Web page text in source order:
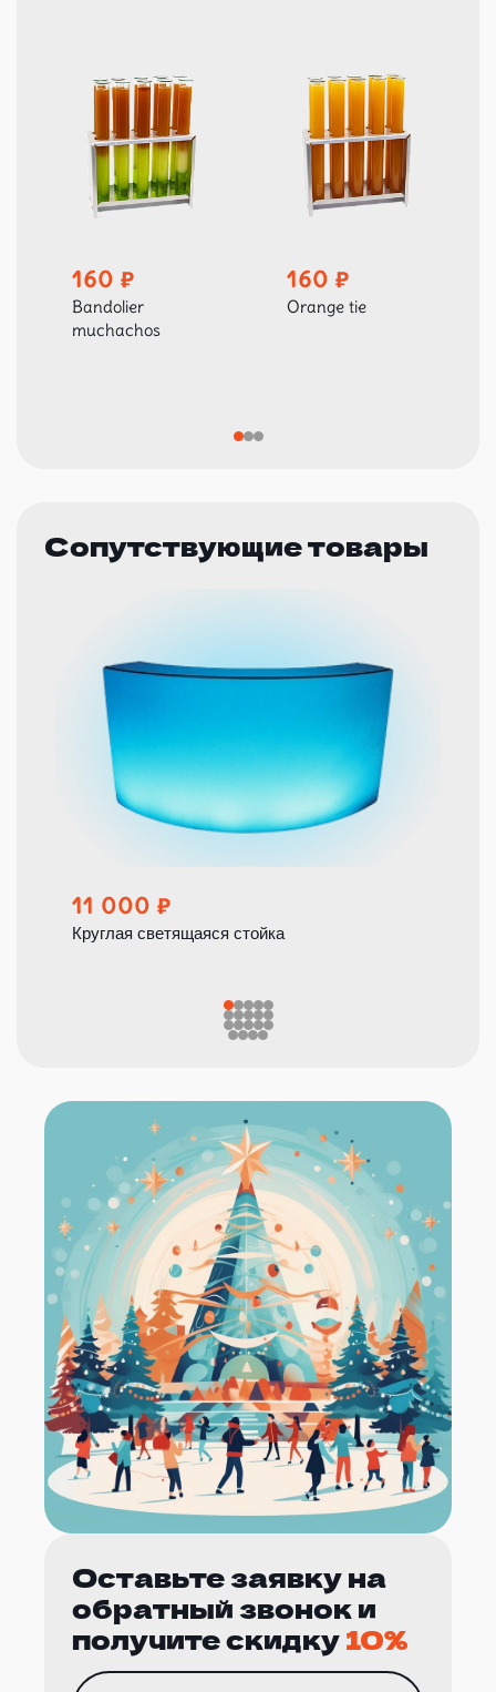
160
Bandolier
muchachos
160
Orange tie
Сопутствующие товары
11 000
Круглая светящаяся стойка
Оставьте заявку на
обратный звонок и
получите скидку10%